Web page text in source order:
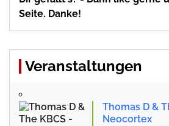
Seite. Danke!
Veranstaltungen
Thomas D &
Neocortex